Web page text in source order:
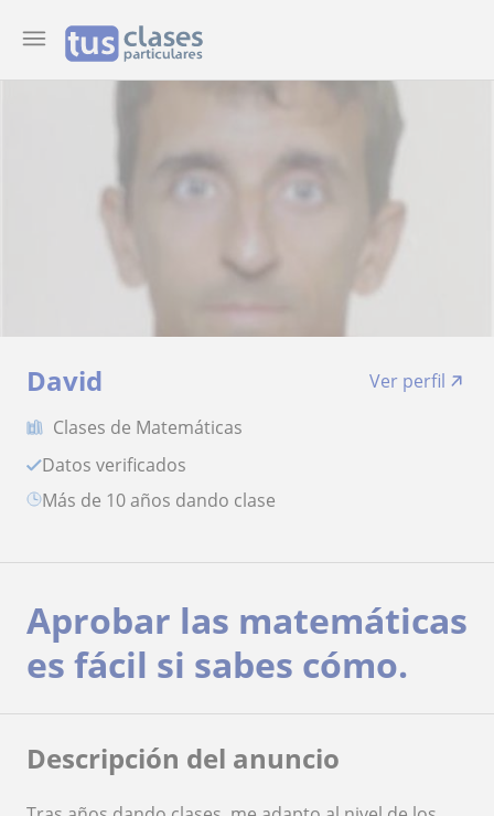
David
Ver perfil
Clases de Matemáticas
Datos verificados
más de 10 años dando clase
Aprobar las matemáticas
es fácil si sabes cómo.
Descripción del anuncio